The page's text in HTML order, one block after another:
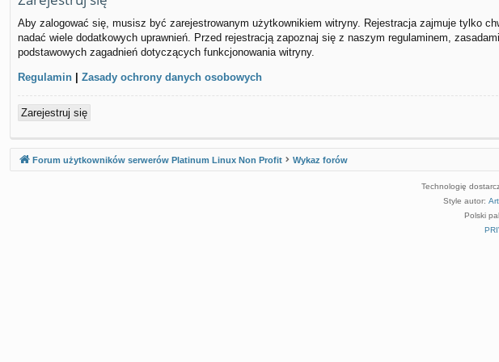
Aby zalogować się, musisz być zarejestrowanym użytkownikiem witryny. Rejestracja zajmuje tylko
nadać wiele dodatkowych uprawnień. Przed rejestracją zapoznaj się z naszym regulaminem,
podstawowych zagadnień dotyczących funkcjonowania witryny.
Regulamin | Zasady ochrony danych osobowych
Zarejestruj się
Forum użytkowników serwerów Platinum Linux Non Profit Wykaz forów
Technologię
Style autor:
Polski